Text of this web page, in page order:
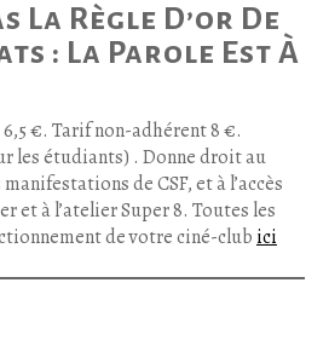
La Règle D’or De
: La Parole Est À
€. Tarif non-adhérent 8 €.
les étudiants) . Donne droit au
de CSF, et à l’accès
et à l’atelier Super 8. Toutes les
de votre ciné-club ici